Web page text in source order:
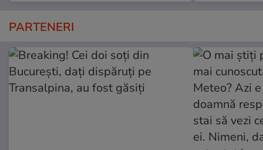
PARTENERI